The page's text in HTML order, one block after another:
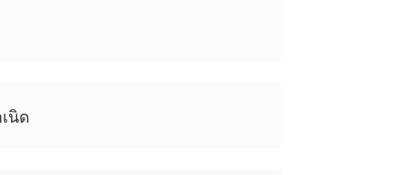
นิด